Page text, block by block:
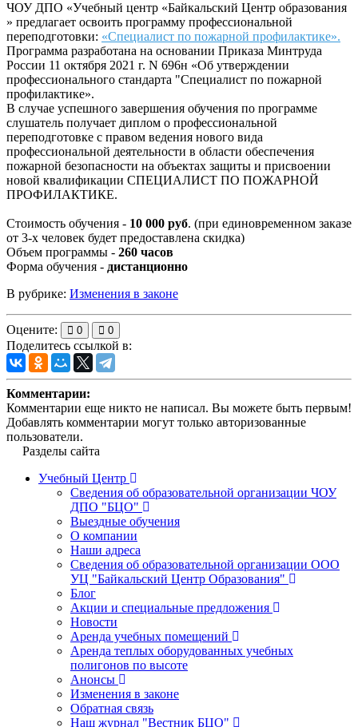
ЧОУ ДПО «Учебный центр «Байкальский Центр образования
» предлагает освоить программу профессиональной
переподготовки: «Специалист по пожарной профилактике».
Программа разработана на основании Приказа Минтруда
России 11 октября 2021 г. N 696н «Об утверждении
профессионального стандарта "Специалист по пожарной
профилактике».
В случае успешного завершения обучения по программе
слушатель получает диплом о профессиональной
переподготовке с правом ведения нового вида
профессиональной деятельности в области обеспечения
пожарной безопасности на объектах защиты и присвоении
новой квалификации СПЕЦИАЛИСТ ПО ПОЖАРНОЙ
ПРОФИЛАКТИКЕ.
Стоимость обучения - 10 000 руб. (при единовременном заказе
от 3-х человек будет предоставлена скидка)
Объем программы - 260 часов
Форма обучения - дистанционно
В рубрике: Изменения в законе
Оцените: 0 0
Поделитесь ссылкой в:
Комментарии:
Комментарии еще никто не написал. Вы можете быть первым!
Добавлять комментарии могут только авторизованные
пользователи.
Разделы сайта
Учебный Центр
Сведения об образовательной организации ЧОУ
ДПО "БЦО"
Выездные обучения
О компании
Наши адреса
Сведения об образовательной организации ООО
УЦ "Байкальский Центр Образования"
Блог
Акции и специальные предложения
Новости
Аренда учебных помещений
Аренда теплых оборудованных учебных
полигонов по высоте
Анонсы
Изменения в законе
Обратная связь
Наш журнал "Вестник БЦО"